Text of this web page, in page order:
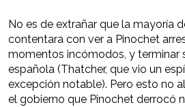
No es de extrañar que la mayoría
contentara con ver a Pinochet
momentos incómodos, y terminar
española (Thatcher, que vio un
excepción notable). Pero esto no
el gobierno que Pinochet derrocó